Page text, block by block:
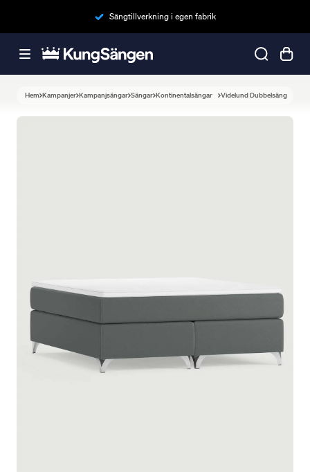
Sängtillverkning i egen fabrik
Hem Kampanjer Kampanjsängar Sängar Kontinentalsängar Videlund Dubbelsäng